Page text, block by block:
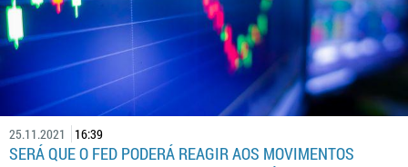
25.11.2021 16:39
SERÁ QUE O FED PODERÁ REAGIR AOS MOVIMENTOS